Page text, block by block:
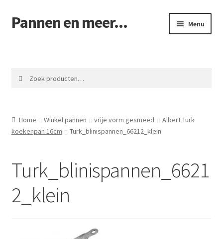
Ga
door
Ga
naar
Pannen en meer... Menu
Winkelmand
Mijn account
Home Winkel pannen vrije vorm gesmeed
Albert Turk
koekenpan 16cm
Turk_blinispannen_66212_klein
Turk_blinispannen_6621
2_klein